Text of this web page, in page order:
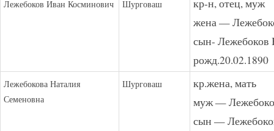
Лежебоков Иван Косминович Шурговаш
жена —
сын- Лежебоков
рожд.20.02.1890
Лежебокова Наталия
Семеновна
Шурговаш
кр.жена, мать
муж —
сын —